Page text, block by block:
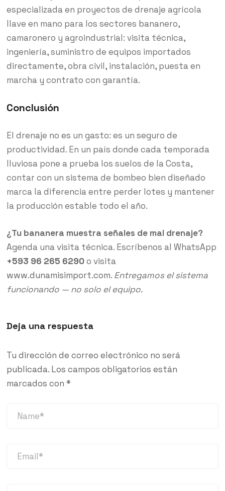
especializada en proyectos de drenaje agrícola
llave en mano para los sectores bananero,
camaronero y agroindustrial: visita técnica,
ingeniería, suministro de equipos importados
directamente, obra civil, instalación, puesta en
marcha y contrato con garantía.
Conclusión
El drenaje no es un gasto: es un seguro de
productividad. En un país donde cada temporada
lluviosa pone a prueba los suelos de la Costa,
contar con un sistema de bombeo bien diseñado
marca la diferencia entre perder lotes y mantener
la producción estable todo el año.
¿Tu bananera muestra señales de mal drenaje?
Agenda una visita técnica. Escríbenos al WhatsApp
+593 96 265 6290 o visita
www.dunamisimport.com. Entregamos el sistema
funcionando — no solo el equipo.
Deja una respuesta
Tu dirección de correo electrónico no será
publicada. Los campos obligatorios están
marcados con *